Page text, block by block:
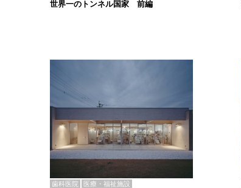
世界一のトンネル国家 前編
歯科医院 医療・福祉施設